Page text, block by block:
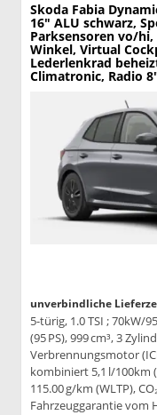
Skoda Fabia
16" ALU schwarz,
Parksensoren vo/hi,
Winkel, Virtual
Lederlenkrad
Climatronic, Radio
unverbindliche
5-türig, 1.0 TSI ; 70kW/
(95 PS), 999 cm³, 3
Verbrennungsmotor
kombiniert 5,1 l/100km
115.00 g/km (WLTP),
Fahrzeuggarantie vom